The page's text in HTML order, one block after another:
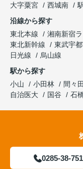
大字粟宮
西城南
沿線から探す
東北本線
湘南新宿
東北新幹線
東武宇
日光線
烏山線
駅から探す
小山
小田林 間々田
自治医大
国谷 石
0285-38-